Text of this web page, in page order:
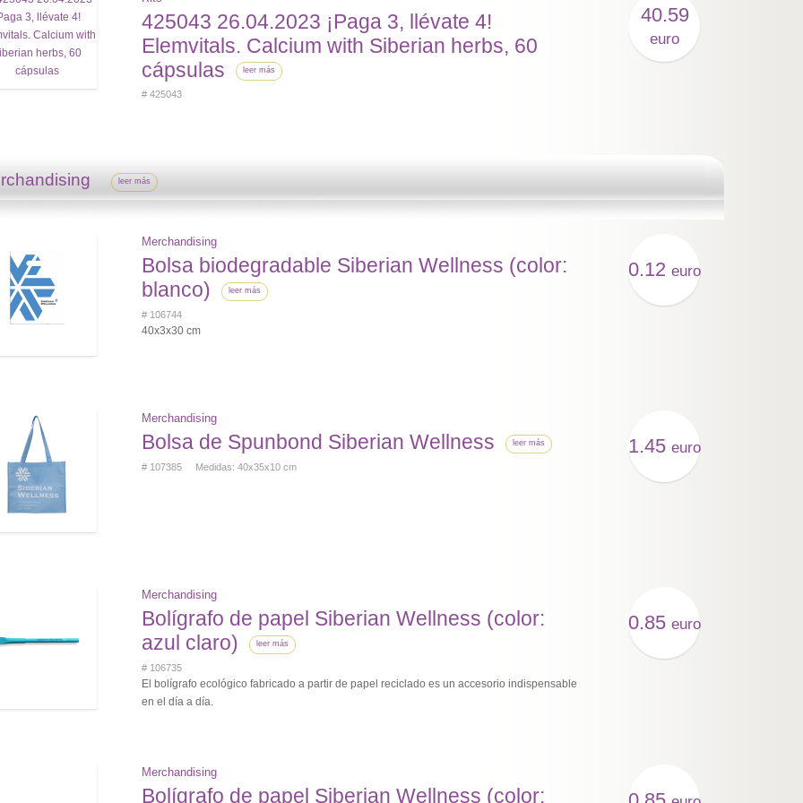
425043 26.04.2023 ¡Paga 3, llévate 4!
Elemvitals. Calcium with Siberian herbs, 60
cápsulas
leer más
# 425043
40.59
euro
leer más
Merchandising
Bolsa biodegradable Siberian Wellness (color:
blanco)
leer más
# 106744
40x3x30 cm
0.12euro
Merchandising
Bolsa de Spunbond Siberian Wellness leer más
# 107385 Medidas: 40x35x10 cm
1.45euro
Merchandising
Bolígrafo de papel Siberian Wellness (color:
azul claro)
leer más
# 106735
El bolígrafo ecológico fabricado a partir de papel reciclado es un accesorio indispensable
en el día a día.
0.85euro
Merchandising
Bolígrafo de papel Siberian Wellness (color: